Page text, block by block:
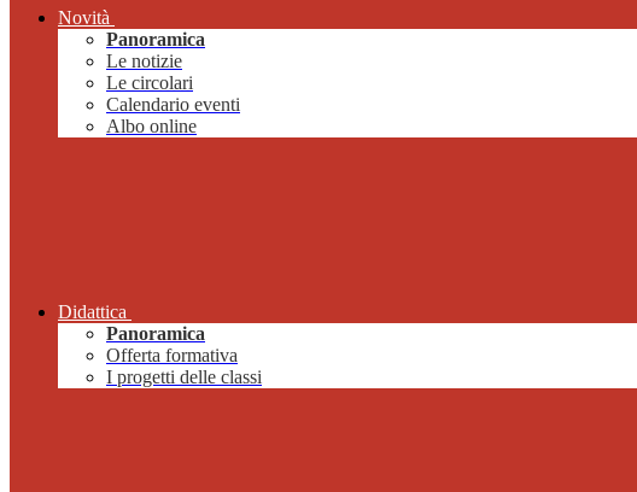
Novità
Panoramica
Le notizie
Le circolari
Calendario eventi
Albo online
Didattica
Panoramica
Offerta formativa
I progetti delle classi